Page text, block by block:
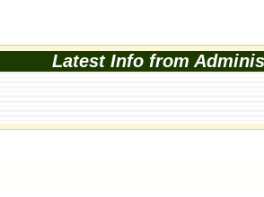
Latest Info from